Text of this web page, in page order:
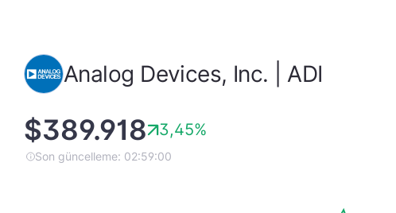
Analog Devices, Inc. | ADI
$389.918 3,45%
Son güncelleme: 02:59:00